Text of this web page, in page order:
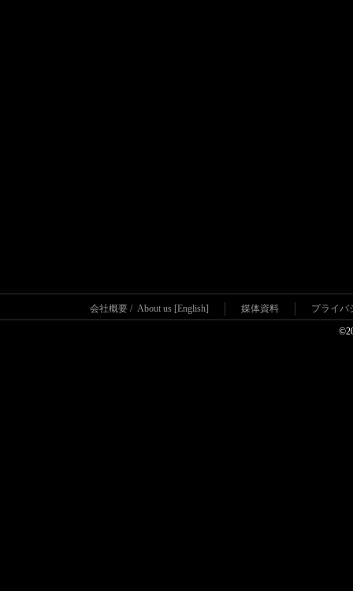
会社概要 / About us [English] 媒体資料 プライバ